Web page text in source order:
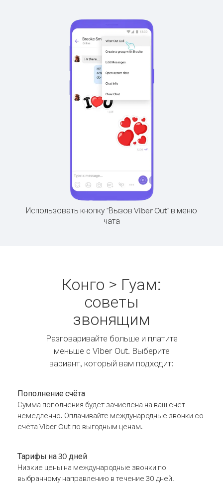
Использовать кнопку "Вызов Viber Out" в меню
чата
Конго > Гуам:
советы
звонящим
Разговаривайте больше и платите
меньше с Viber Out. Выберите
вариант, который вам подходит:
Пополнение счёта
Сумма пополнения будет зачислена на ваш счёт
немедленно. Оплачивайте международные звонки со
счёта Viber Out по выгодным ценам.
Тарифы на 30 дней
Низкие цены на международные звонки по
выбранному направлению в течение 30 дней.